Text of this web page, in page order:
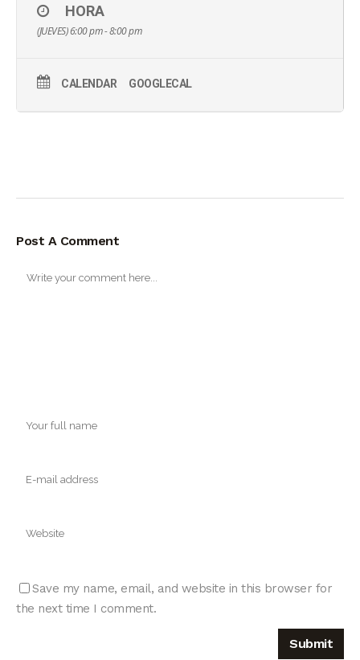
HORA
(JUEVES) 6:00 pm - 8:00 pm
CALENDAR GOOGLECAL
Post A Comment
Save my name, email, and website in this browser for
the next time I comment.